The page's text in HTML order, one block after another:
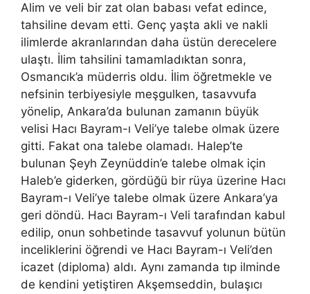
Alim ve veli bir zat olan babası vefat edince,
tahsiline devam etti. Genç yaşta akli ve nakli
ilimlerde akranlarından daha üstün derecelere
ulaştı. İlim tahsilini tamamladıktan sonra,
Osmancık’a müderris oldu. İlim öğretmekle ve
nefsinin terbiyesiyle meşgulken, tasavvufa
yönelip, Ankara’da bulunan zamanın büyük
velisi Hacı Bayram-ı Veli’ye talebe olmak üzere
gitti. Fakat ona talebe olamadı. Halep’te
bulunan Şeyh Zeynüddin’e talebe olmak için
Haleb’e giderken, gördüğü bir rüya üzerine Hacı
Bayram-ı Veli’ye talebe olmak üzere Ankara’ya
geri döndü. Hacı Bayram-ı Veli tarafından kabul
edilip, onun sohbetinde tasavvuf yolunun bütün
inceliklerini öğrendi ve Hacı Bayram-ı Veli’den
icazet (diploma) aldı. Aynı zamanda tıp ilminde
de kendini yetiştiren Akşemseddin, bulaşıcı